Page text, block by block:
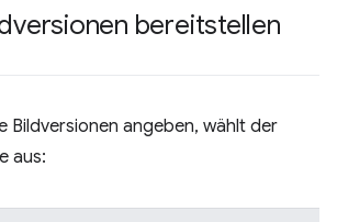
bereitstellen
Bildversionen angeben, wählt der
aus: